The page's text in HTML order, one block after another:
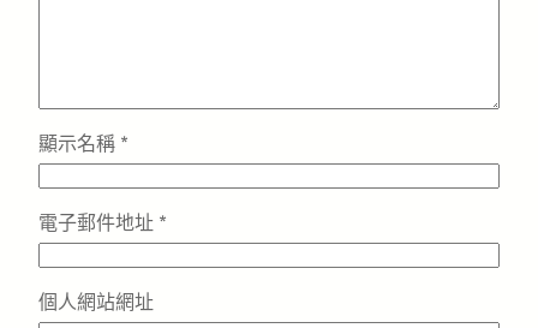
顯示名稱 *
電子郵件地址 *
個人網站網址